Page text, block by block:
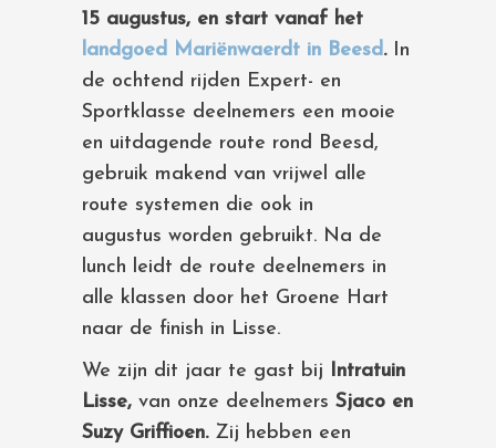
15 augustus, en start vanaf het
landgoed Mariënwaerdt in Beesd. In
de ochtend rijden Expert- en
Sportklasse deelnemers een mooie
en uitdagende route rond Beesd,
gebruik makend van vrijwel alle
route systemen die ook in
augustus worden gebruikt. Na de
lunch leidt de route deelnemers in
alle klassen door het Groene Hart
naar de finish in Lisse.
We zijn dit jaar te gast bij Intratuin
Lisse, van onze deelnemers Sjaco en
Suzy Griffioen.Zij hebben een